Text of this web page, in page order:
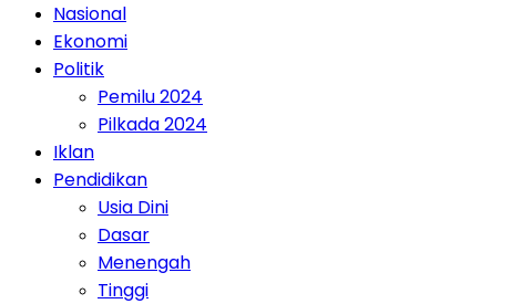
Nasional
Ekonomi
Politik
Pemilu 2024
Pilkada 2024
Iklan
Pendidikan
Usia Dini
Dasar
Menengah
Tinggi